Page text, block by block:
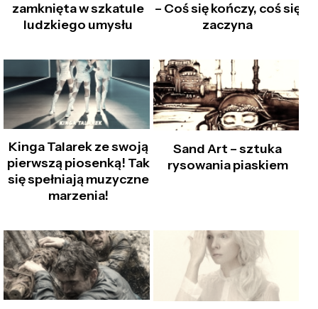
zamknięta w szkatule
ludzkiego umysłu
– Coś się kończy, coś się
zaczyna
Kinga Talarek ze swoją
pierwszą piosenką! Tak
się spełniają muzyczne
marzenia!
Sand Art – sztuka
rysowania piaskiem